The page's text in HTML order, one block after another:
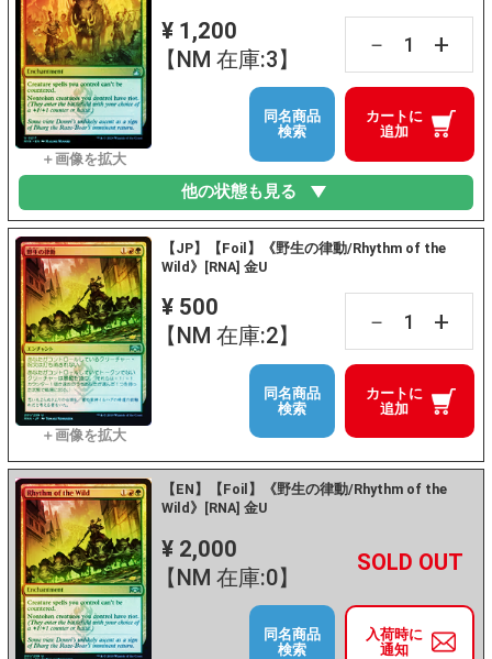
¥ 1,200
【NM 在庫:3】
－ +
カートに
追加
同名商品
検索
他の状態も見る
【JP】【Foil】《野生の律動/Rhythm of the
Wild》[RNA] 金U
¥ 500
【NM 在庫:2】
－ +
カートに
追加
同名商品
検索
【EN】【Foil】《野生の律動/Rhythm of the
Wild》[RNA] 金U
¥ 2,000
【NM 在庫:0】
－ +
入荷時に
通知
同名商品
検索